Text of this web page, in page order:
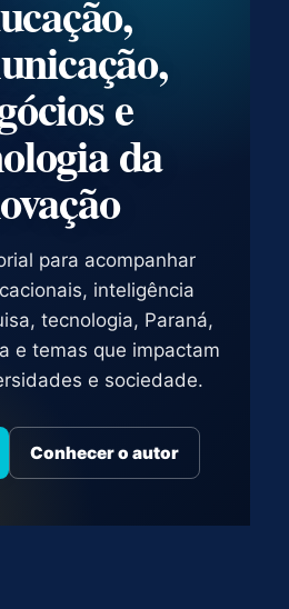
e
da
para acompanhar
inteligência
tecnologia, Paraná,
e temas que impactam
e sociedade.
Conhecer o autor